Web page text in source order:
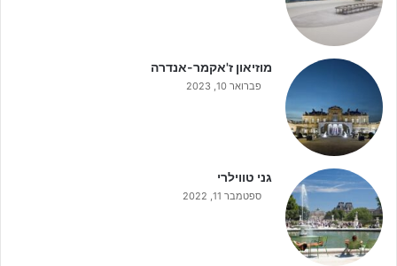
מוזיאון ז'אקמר-אנדרה
פברואר 10, 2023
גני טווילרי
ספטמבר 11, 2022